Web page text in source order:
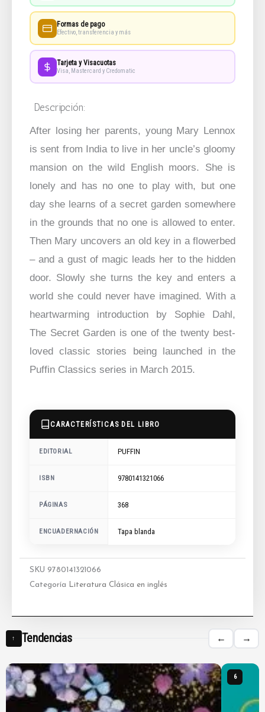
Formas de pago
Efectivo, transferencia y más
Tarjeta y Visacuotas
Visa, Mastercard y Credomatic
Descripción:
After losing her parents, young Mary Lennox
is sent from India to live in her uncle’s gloomy
mansion on the wild English moors. She is
lonely and has no one to play with, but one
day she learns of a secret garden somewhere
in the grounds that no one is allowed to enter.
Then Mary uncovers an old key in a flowerbed
– and a gust of magic leads her to the hidden
door. Slowly she turns the key and enters a
world she could never have imagined. With a
heartwarming introduction by Sophie Dahl,
The Secret Garden is one of the twenty best-
loved classic stories being launched in the
Puffin Classics series in March 2015.
CARACTERÍSTICAS DEL LIBRO
EDITORIAL PUFFIN
ISBN 9780141321066
PÁGINAS 368
ENCUADERNACIÓN Tapa blanda
SKU 9780141321066
Categoría
Literatura Clásica en inglés
↑ Tendencias ← →